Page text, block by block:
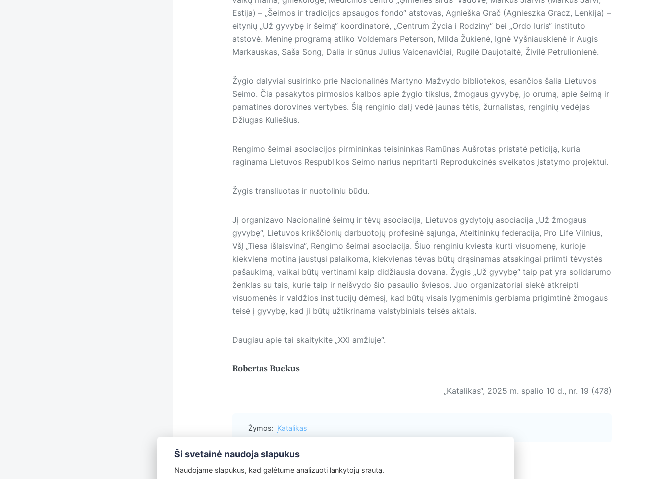
Estija) – „Šeimos ir tradicijos apsaugos fondo“ atstovas, Agnieška Grač (Agnieszka Gracz, Lenkija) –
eitynių „Už gyvybę ir šeimą“ koordinatorė, „Centrum Życia i Rodziny“ bei „Ordo Iuris“ instituto
atstovė. Meninę programą atliko Voldemars Peterson, Milda Žukienė, Ignė Vyšniauskienė ir Augis
Markauskas, Saša Song, Dalia ir sūnus Julius Vaicenavičiai, Rugilė Daujotaitė, Živilė Petrulionienė.
Žygio dalyviai susirinko prie Nacionalinės Martyno Mažvydo bibliotekos, esančios šalia Lietuvos
Seimo. Čia pasakytos pirmosios kalbos apie žygio tikslus, žmogaus gyvybę, jo orumą, apie šeimą ir
pamatines dorovines vertybes. Šią renginio dalį vedė jaunas tėtis, žurnalistas, renginių vedėjas
Džiugas Kuliešius.
Rengimo šeimai asociacijos pirmininkas teisininkas Ramūnas Aušrotas pristatė peticiją, kuria
raginama Lietuvos Respublikos Seimo narius nepritarti Reprodukcinės sveikatos įstatymo projektui.
Žygis transliuotas ir nuotoliniu būdu.
Jį organizavo Nacionalinė šeimų ir tėvų asociacija, Lietuvos gydytojų asociacija „Už žmogaus
gyvybę“, Lietuvos krikščionių darbuotojų profesinė sąjunga, Ateitininkų federacija, Pro Life Vilnius,
VšĮ „Tiesa išlaisvina“, Rengimo šeimai asociacija. Šiuo renginiu kviesta kurti visuomenę, kurioje
kiekviena motina jaustųsi palaikoma, kiekvienas tėvas būtų drąsinamas atsakingai priimti tėvystės
pašaukimą, vaikai būtų vertinami kaip didžiausia dovana. Žygis „Už gyvybę“ taip pat yra solidarumo
ženklas su tais, kurie taip ir neišvydo šio pasaulio šviesos. Juo organizatoriai siekė atkreipti
visuomenės ir valdžios institucijų dėmesį, kad būtų visais lygmenimis gerbiama prigimtinė žmogaus
teisė į gyvybę, kad ji būtų užtikrinama valstybiniais teisės aktais.
Daugiau apie tai skaitykite „XXI amžiuje“.
Robertas Buckus
„Katalikas“, 2025 m. spalio 10 d., nr. 19 (478)
Žymos: Katalikas
Ši svetainė naudoja slapukus
Naudojame slapukus, kad galėtume analizuoti lankytojų srautą.